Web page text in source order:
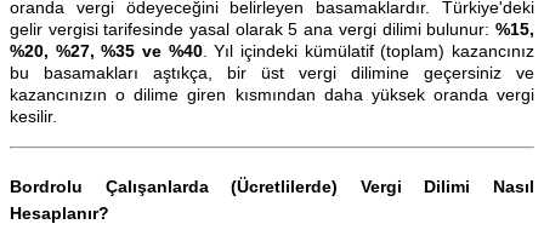
oranda vergi ödeyeceğini belirleyen basamaklardır. Türkiye'deki
gelir vergisi tarifesinde yasal olarak 5 ana vergi dilimi bulunur: %15,
%20, %27, %35 ve %40. Yıl içindeki kümülatif (toplam) kazancınız
bu basamakları aştıkça, bir üst vergi dilimine geçersiniz ve
kazancınızın o dilime giren kısmından daha yüksek oranda vergi
kesilir.
Bordrolu Çalışanlarda (Ücretlilerde) Vergi Dilimi Nasıl
Hesaplanır?